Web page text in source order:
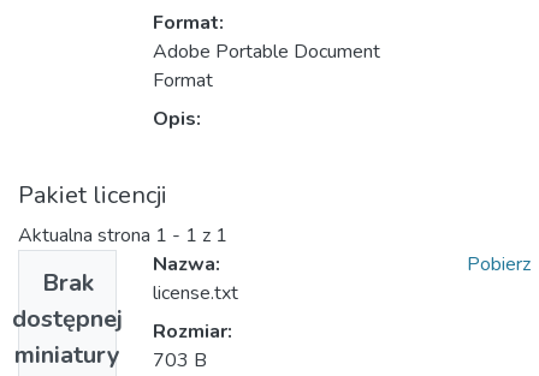
Format:
Adobe Portable Document
Format
Opis:
Pakiet licencji
Aktualna strona 1 - 1 z 1
Brak
dostępnej
miniatury
Nazwa:
license.txt
Rozmiar:
703 B
Pobierz